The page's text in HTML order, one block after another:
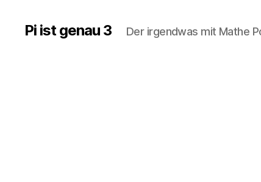
Pi ist genau 3 Der irgendwas mit Mathe